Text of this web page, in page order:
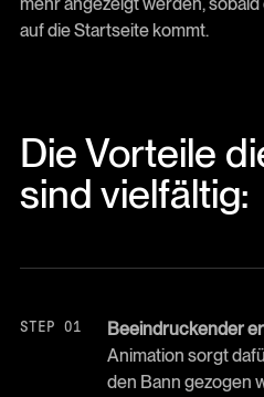
mehr angezeigt werden,
auf die Startseite kommt.
Die Vorteile
sind vielfältig:
Beeindruckender
Animation sorgt
den Bann gezogen